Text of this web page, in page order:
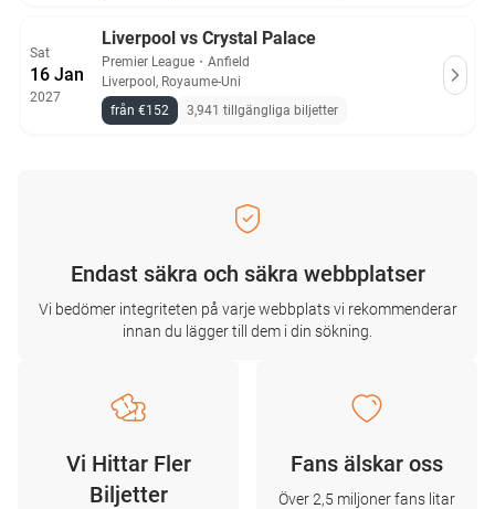
Sat
16 Jan
2027
Liverpool vs Crystal Palace
Premier League ・ Anfield
Liverpool, Royaume-Uni
från €152
3,941 tillgängliga biljetter
Endast säkra och säkra webbplatser
Vi bedömer integriteten på varje webbplats vi rekommenderar
innan du lägger till dem i din sökning.
Vi Hittar Fler
Biljetter
Fans älskar oss
Över 2,5 miljoner fans litar